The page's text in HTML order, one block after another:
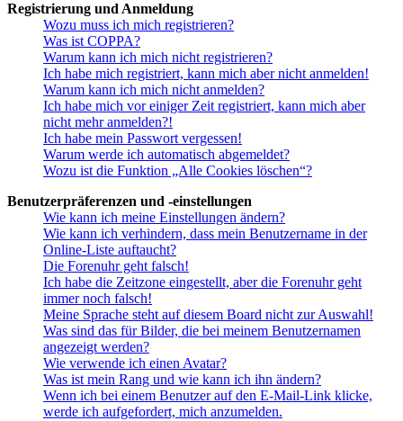
Registrierung und Anmeldung
Wozu muss ich mich registrieren?
Was ist COPPA?
Warum kann ich mich nicht registrieren?
Ich habe mich registriert, kann mich aber nicht anmelden!
Warum kann ich mich nicht anmelden?
Ich habe mich vor einiger Zeit registriert, kann mich aber
nicht mehr anmelden?!
Ich habe mein Passwort vergessen!
Warum werde ich automatisch abgemeldet?
Wozu ist die Funktion „Alle Cookies löschen“?
Benutzerpräferenzen und -einstellungen
Wie kann ich meine Einstellungen ändern?
Wie kann ich verhindern, dass mein Benutzername in der
Online-Liste auftaucht?
Die Forenuhr geht falsch!
Ich habe die Zeitzone eingestellt, aber die Forenuhr geht
immer noch falsch!
Meine Sprache steht auf diesem Board nicht zur Auswahl!
Was sind das für Bilder, die bei meinem Benutzernamen
angezeigt werden?
Wie verwende ich einen Avatar?
Was ist mein Rang und wie kann ich ihn ändern?
Wenn ich bei einem Benutzer auf den E-Mail-Link klicke,
werde ich aufgefordert, mich anzumelden.